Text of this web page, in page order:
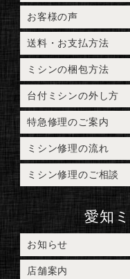
お客様の声
送料・お支払方法
ミシンの梱包方法
台付ミシンの外し方
特急修理のご案内
ミシン修理の流れ
ミシン修理のご相談
愛知
お知らせ
店舗案内